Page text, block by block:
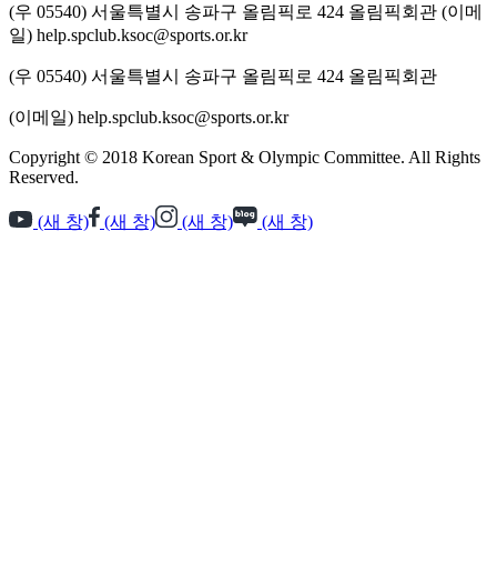
(우 05540) 서울특별시 송파구 올림픽로 424 올림픽회관 (이메
일) help.spclub.ksoc@sports.or.kr
(우 05540) 서울특별시 송파구 올림픽로 424 올림픽회관
(이메일) help.spclub.ksoc@sports.or.kr
Copyright © 2018 Korean Sport & Olympic Committee. All Rights
Reserved.
(새 창) (새 창) (새 창) (새 창)